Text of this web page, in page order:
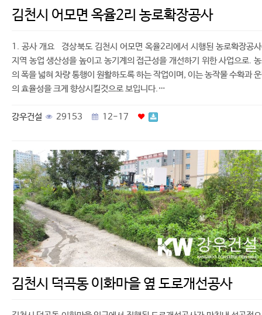
김천시 어모면 옥율2리 농로확장공사
1. 공사 개요 경상북도 김천시 어모면 옥율2리에서 시행된 농로확장공
지역 농업 생산성을 높이고 농기계의 접근성을 개선하기 위한 사업으로.
의 폭을 넓혀 차량 통행이 원활하도록 하는 작업이며, 이는 농작물 수확과
의 효율성을 크게 향상시킬것으로 보입니다.…
강우건설 29153 12-17
김천시 덕곡동 이화마을 옆 도로개선공사